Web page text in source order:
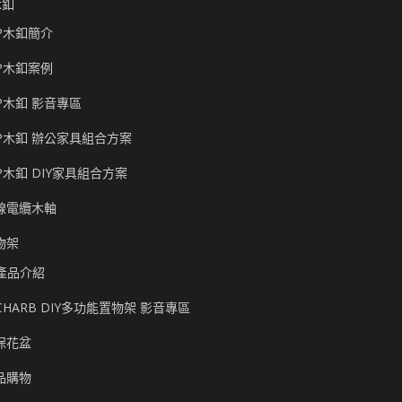
木釦簡介
木釦案例
木釦 影音專區
木釦 辦公家具組合方案
木釦 DIY家具組合方案
電纜木軸
架
品介紹
DIY多功能置物架 影音專區
花盆
購物